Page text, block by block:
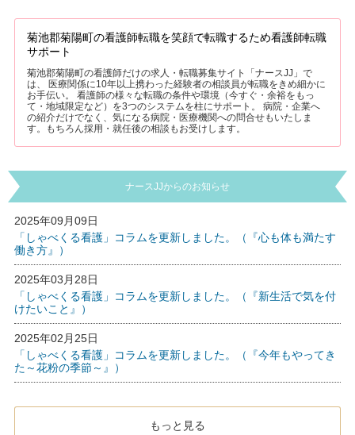
菊池郡菊陽町の看護師転職を笑顔で転職するため看護師転職
サポート
菊池郡菊陽町の看護師だけの求人・転職募集サイト「ナースJJ」で
は、 医療関係に10年以上携わった経験者の相談員が転職をきめ細かに
お手伝い。 看護師の様々な転職の条件や環境（今すぐ・余裕をもっ
て・地域限定など）を3つのシステムを柱にサポート。 病院・企業へ
の紹介だけでなく、気になる病院・医療機関への問合せもいたしま
す。もちろん採用・就任後の相談もお受けします。
ナースJJからのお知らせ
2025年09月09日
「しゃべくる看護」コラムを更新しました。（『心も体も満たす
働き方』）
2025年03月28日
「しゃべくる看護」コラムを更新しました。（『新生活で気を付
けたいこと』）
2025年02月25日
「しゃべくる看護」コラムを更新しました。（『今年もやってき
た～花粉の季節～』）
もっと見る